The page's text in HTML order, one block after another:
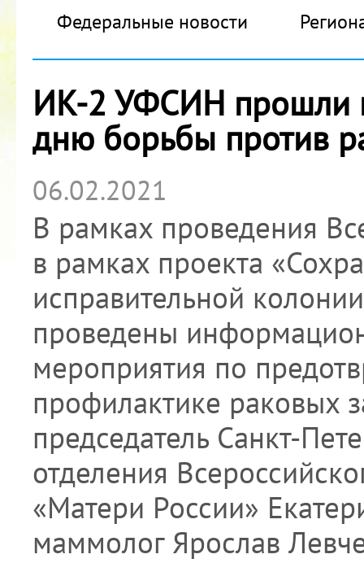
Федеральные новости
ИК-2 УФСИН прошли
дню борьбы против
06.02.2021
В рамках проведения
в рамках проекта
исправительной
проведены
мероприятия по
профилактике раковых
председатель Санкт-
отделения
«Матери России»
маммолог Ярослав